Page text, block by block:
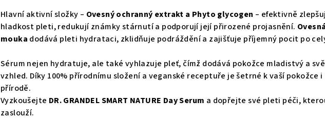
Hlavní aktivní složky – Ovesný ochranný extrakt a Phyto glycogen – efektivně
hladkost pleti, redukují známky stárnutí a podporují její přirozené projasnění.
mouka dodává pleti hydrataci, zklidňuje podráždění a zajišťuje příjemný pocit po
Sérum nejen hydratuje, ale také vyhlazuje pleť, čímž dodává pokožce mladistvý a
vzhled. Díky 100% přírodnímu složení a veganské receptuře je šetrné k vaší pokožce i
přírodě.
Vyzkoušejte DR. GRANDEL SMART NATURE Day Serum a dopřejte své pleti péči,
zaslouží.